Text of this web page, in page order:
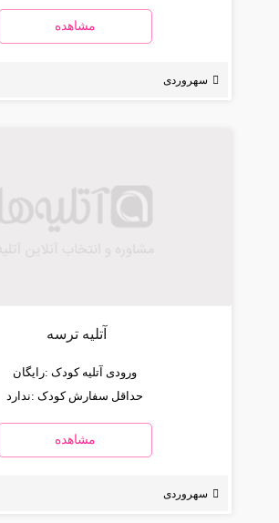
مشاهده
سهروردی
آتلیه ترسه
ورودی آتلیه کودک :رایگان
حداقل سفارش کودک :ندارد
مشاهده
سهروردی